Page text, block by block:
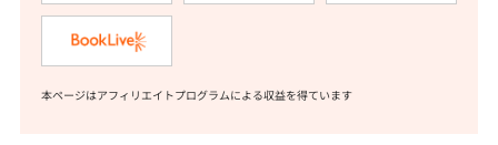
本ページはアフィリエイトプログラムによる収益を得ています